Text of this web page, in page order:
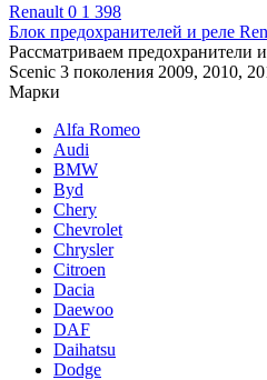
Renault 0 1 398
Блок предохранителей и реле
Рассматриваем предохранители
Scenic 3 поколения 2009, 2010,
Марки
Alfa Romeo
Audi
BMW
Byd
Chery
Chevrolet
Chrysler
Citroen
Dacia
Daewoo
DAF
Daihatsu
Dodge